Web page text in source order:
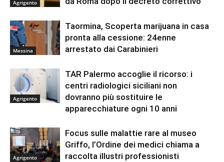
Agrigento
Messina
Taormina, Scoperta marijuana in casa
pronta alla cessione: 24enne
arrestato dai Carabinieri
Agrigento
TAR Palermo accoglie il ricorso: i
centri radiologici siciliani non
dovranno più sostituire le
apparecchiature ogni 10 anni
Agrigento
Focus sulle malattie rare al museo
Griffo, l’Ordine dei medici chiama a
raccolta illustri professionisti